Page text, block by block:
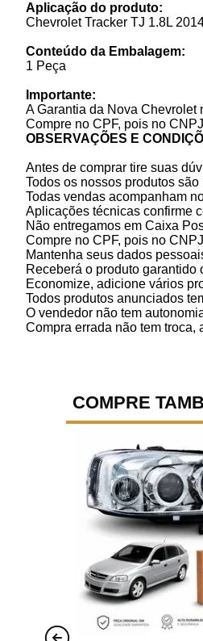
Aplicação do produto:
Chevrolet Tracker TJ 1.8L
Conteúdo da Embalagem:
1 Peça
Importante:
A Garantia da Nova Chevrolet
Compre no CPF, pois no
OBSERVAÇÕES E
Antes de comprar tire suas
Todos os nossos produtos
Todas vendas acompanham
Aplicações técnicas confirme
Não entregamos em Caixa
Compre no CPF, pois no
Mantenha seus dados
Receberá o produto garantido
Economize, adicione vários
Todos produtos anunciados
O vendedor não tem
Compra errada não tem troca,
COMPRE